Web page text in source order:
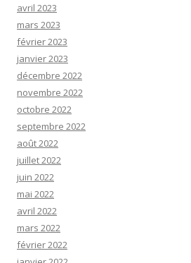
avril 2023
mars 2023
février 2023
janvier 2023
décembre 2022
novembre 2022
octobre 2022
septembre 2022
août 2022
juillet 2022
juin 2022
mai 2022
avril 2022
mars 2022
février 2022